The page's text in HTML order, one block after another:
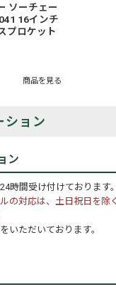
ソーチェー
16インチ
プロケット
商品を見る
ション
ン
時間受け付けております。
の対応は、土日祝日を除
いただいております。